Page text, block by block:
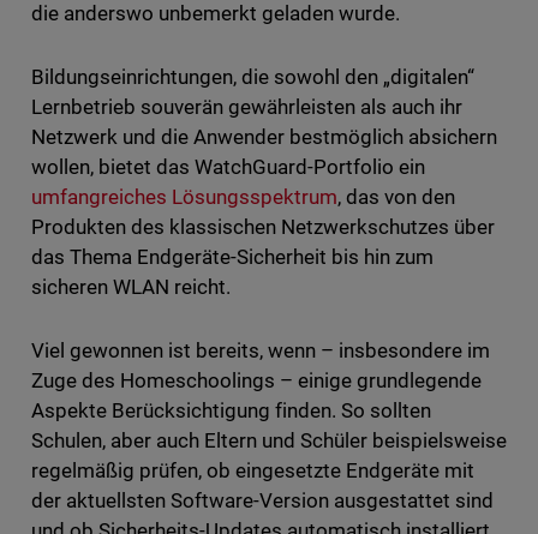
die anderswo unbemerkt geladen wurde.
Bildungseinrichtungen, die sowohl den „digitalen“
Lernbetrieb souverän gewährleisten als auch ihr
Netzwerk und die Anwender bestmöglich absichern
wollen, bietet das WatchGuard-Portfolio ein
umfangreiches Lösungsspektrum, das von den
Produkten des klassischen Netzwerkschutzes über
das Thema Endgeräte-Sicherheit bis hin zum
sicheren WLAN reicht.
Viel gewonnen ist bereits, wenn – insbesondere im
Zuge des Homeschoolings – einige grundlegende
Aspekte Berücksichtigung finden. So sollten
Schulen, aber auch Eltern und Schüler beispielsweise
regelmäßig prüfen, ob eingesetzte Endgeräte mit
der aktuellsten Software-Version ausgestattet sind